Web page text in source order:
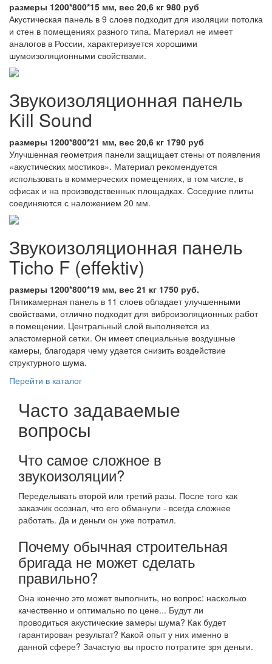
размеры 1200*800*15 мм, вес 20,6 кг 980 руб
Акустическая панель в 9 слоев подходит для изоляции потолка
и стен в помещениях разного типа. Материал не имеет
аналогов в России, характеризуется хорошими
шумоизоляционными свойствами.
Звукоизоляционная панель
Kill Sound
размеры 1200*800*21 мм, вес 20,6 кг 1790 руб
Улучшенная геометрия панели защищает стены от появления
«акустических мостиков». Материал рекомендуется
использовать в коммерческих помещениях, в том числе, в
офисах и на производственных площадках. Соседние плиты
соединяются с наложением 20 мм.
Звукоизоляционная панель
Ticho F (effektiv)
размеры 1200*800*19 мм, вес 21 кг 1750 руб.
Пятикамерная панель в 11 слоев обладает улучшенными
свойствами, отлично подходит для виброизоляционных работ
в помещении. Центральный слой выполняется из
эластомерной сетки. Он имеет специальные воздушные
камеры, благодаря чему удается снизить воздействие
структурного шума.
Перейти в каталог
Часто задаваемые
вопросы
Что самое сложное в
звукоизоляции?
Переделывать второй или третий разы. После того как
заказчик осознал, что его обманули - всегда сложнее
работать. Да и деньги он уже потратил.
Почему обычная строительная
бригада не может сделать
правильно?
Она конечно это может выполнить, но вопрос: насколько
качественно и оптимально по цене... Будут ли
проводиться акустические замеры шума? Как будет
гарантирован результат? Какой опыт у них именно в
данной сфере? Зачастую вы просто потратите зря деньги.